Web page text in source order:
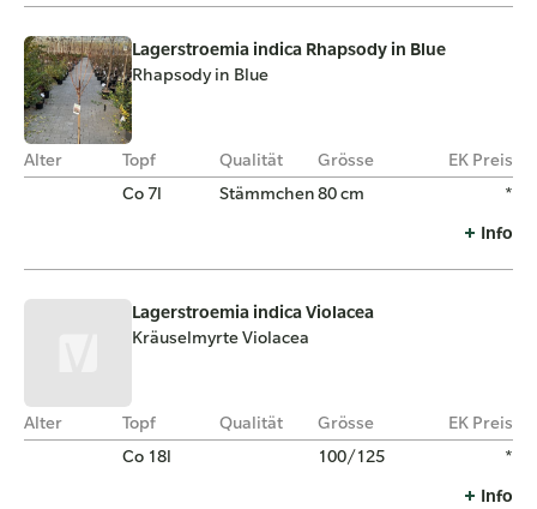
Lagerstroemia indica Rhapsody in Blue
Rhapsody in Blue
Alter Topf Qualität Grösse
EK Preis
Co 7l
Stämmchen80 cm *
Info
Lagerstroemia indica Violacea
Kräuselmyrte Violacea
Alter Topf Qualität Grösse
EK Preis
Co 18l
100/125 *
Info